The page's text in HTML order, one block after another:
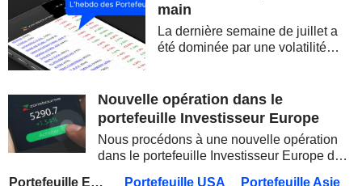
BARRICK MINING CORPORATION
SIMON PROPERTY GROUP, INC. Publication des résultats - Q2 2026
FERGUSON ENTERPRISES INC.
ROCKET LAB CORPORATION Publication des résultats - Q2 2026
AMRIZE AG Publication des résultats - Q2 2026
main
La dernière semaine de juillet a
été dominée par une volatilité
semi-conducteurs. Les
inquiétudes sur la soutenabilité
Nouvelle opération dans le
portefeuille Investisseur Europe
Nous procédons à une nouvelle opération
dans le portefeuille Investisseur Europe de
Portefeuille Europe Portefeuille USA Portefeuille Asie